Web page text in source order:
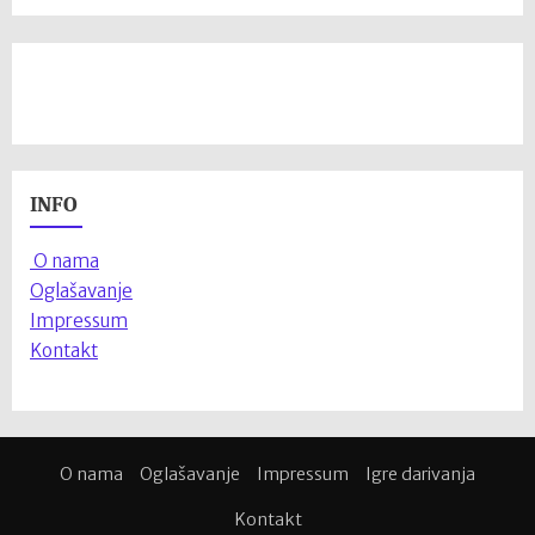
INFO
O nama
Oglašavanje
Impressum
Kontakt
O nama Oglašavanje Impressum Igre darivanja
Kontakt